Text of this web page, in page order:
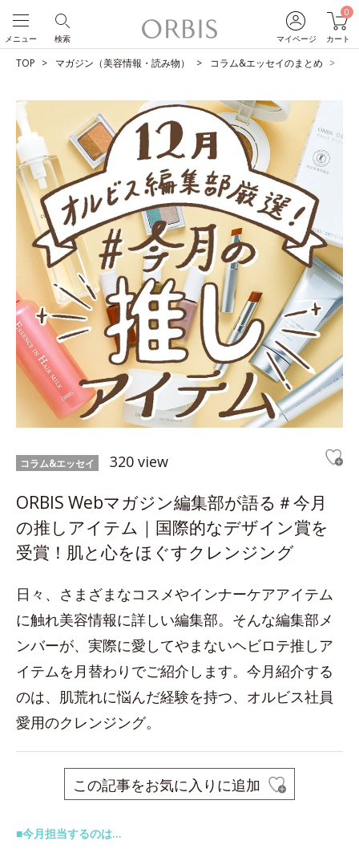
マイページ
0
カート
検索
メニュー
TOP マガジン（美容情報・読み物） コラム&エッセイのまとめ
コラム&エッセイ 320 view
ORBIS Webマガジン編集部が語る＃今月
の推しアイテム｜国際的なデザイン賞を
受賞！肌と心をほぐすクレンジング
日々、さまざまなコスメやインナーケアアイテム
に触れ美容情報に詳しい編集部。そんな編集部メ
ンバーが、実際に愛してやまないヘビロテ推しア
イテムを月替わりでご紹介します。今月紹介する
のは、肌荒れに悩んだ経験を持つ、オルビス社員
愛用のクレンジング。
この記事をお気に入りに追加
■今月担当するのは…